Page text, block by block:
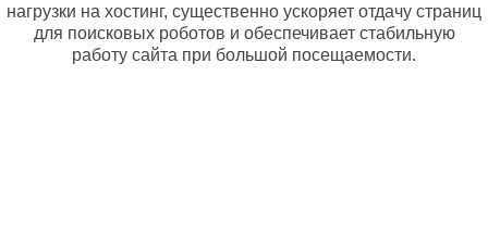
нагрузки на хостинг, существенно ускоряет отдачу страниц
для поисковых роботов и обеспечивает стабильную
работу сайта при большой посещаемости.